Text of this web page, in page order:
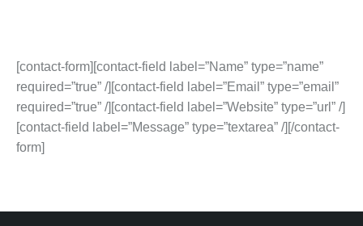
[contact-form][contact-field label=”Name” type=”name”
required=”true” /][contact-field label=”Email” type=”email”
required=”true” /][contact-field label=”Website” type=”url” /]
[contact-field label=”Message” type=”textarea” /][/contact-
form]